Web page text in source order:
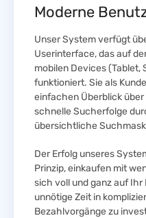
Moderne
Unser System verfügt
Userinterface, das auf
mobilen Devices (Tablet,
funktioniert. Sie als
einfachen Überblick über
schnelle Sucherfolge
übersichtliche
Der Erfolg unseres
Prinzip, einkaufen mit
sich voll und ganz auf
unnötige Zeit in
Bezahlvorgänge zu